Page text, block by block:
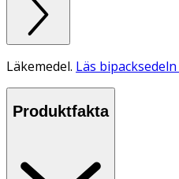
Läkemedel. Läs
Produktfakta